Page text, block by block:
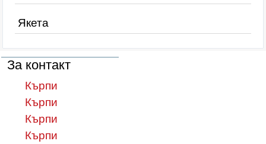
Якета
За контакт
Кърпи
Кърпи
Кърпи
Кърпи